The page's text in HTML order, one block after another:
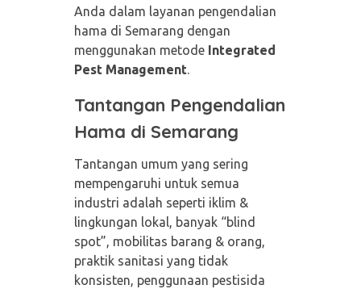
Anda dalam layanan pengendalian
hama di Semarang dengan
menggunakan metode Integrated
Pest Management.
Tantangan Pengendalian
Hama di Semarang
Tantangan umum yang sering
mempengaruhi untuk semua
industri adalah seperti iklim &
lingkungan lokal, banyak “blind
spot”, mobilitas barang & orang,
praktik sanitasi yang tidak
konsisten, penggunaan pestisida